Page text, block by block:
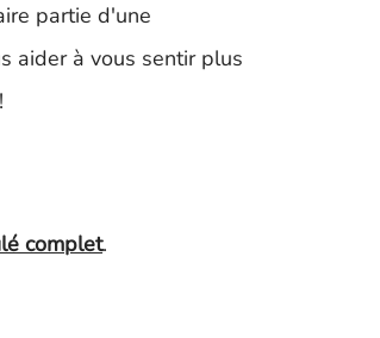
partie d'une
aider à vous sentir plus
complet.